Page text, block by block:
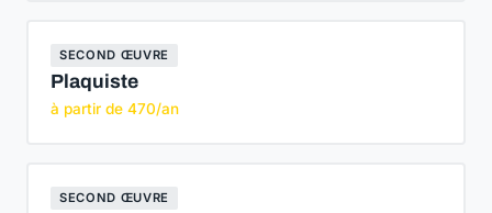
SECOND ŒUVRE
Plaquiste
à partir de 470/an
SECOND ŒUVRE